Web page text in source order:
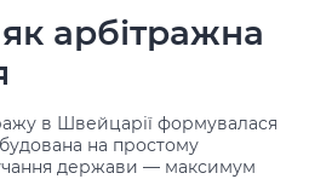
арбітражна
в Швейцарії формувалася
на простому
держави — максимум